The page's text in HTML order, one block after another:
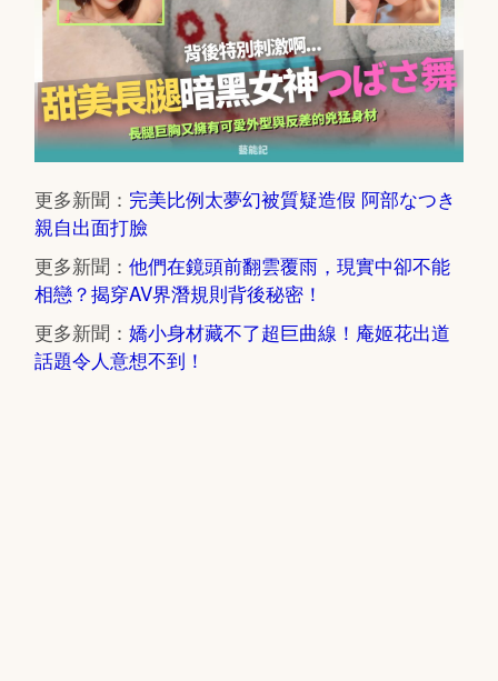
更多新聞： 完美比例太夢幻被質疑造假 阿部なつき
親自出面打臉
更多新聞：他們在鏡頭前翻雲覆雨，現實中卻不能
相戀？揭穿AV界潛規則背後秘密！
更多新聞：嬌小身材藏不了超巨曲線！庵姬花出道
話題令人意想不到！